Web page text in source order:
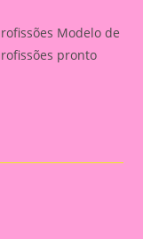
Modelo de
pronto